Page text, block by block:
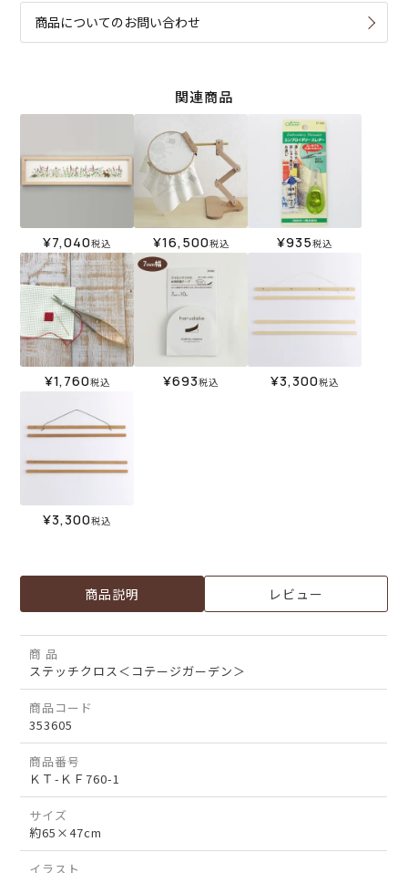
商品についてのお問い合わせ
関連商品
¥7,040税込 ¥16,500税込 ¥935税込
¥1,760税込 ¥693税込 ¥3,300税込
¥3,300税込
商品説明 レビュー
商 品
ステッチクロス＜コテージガーデン＞
商品コード
353605
商品番号
ＫＴ-ＫＦ760-1
サイズ
約65×47cm
イラスト